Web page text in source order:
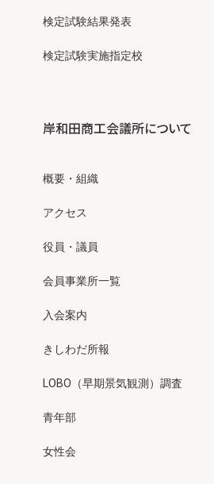
検定試験結果発表
検定試験実施指定校
岸和田商工会議所について
概要・組織
アクセス
役員・議員
会員事業所一覧
入会案内
きしわだ所報
LOBO（早期景気観測）調査
青年部
女性会